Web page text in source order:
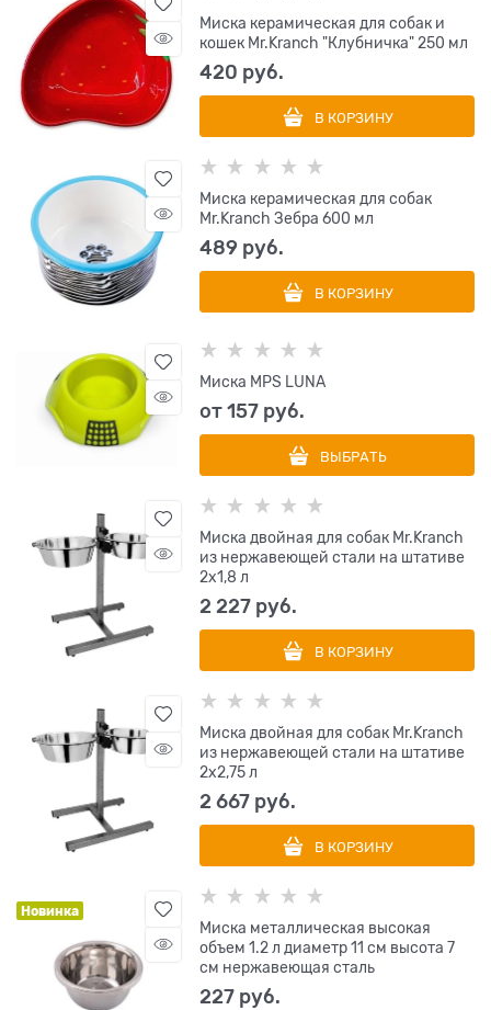
Миска керамическая для собак и
кошек Mr.Kranch "Клубничка" 250 мл
420 руб.
В КОРЗИНУ
Миска керамическая для собак
Mr.Kranch Зебра 600 мл
489 руб.
В КОРЗИНУ
Миска MPS LUNA
от157 руб.
ВЫБРАТЬ
Миска двойная для собак Mr.Kranch
из нержавеющей стали на штативе
2х1,8 л
2 227 руб.
В КОРЗИНУ
Миска двойная для собак Mr.Kranch
из нержавеющей стали на штативе
2х2,75 л
2 667 руб.
В КОРЗИНУ
Новинка
Миска металлическая высокая
объем 1.2 л диаметр 11 см высота 7
см нержавеющая сталь
227 руб.